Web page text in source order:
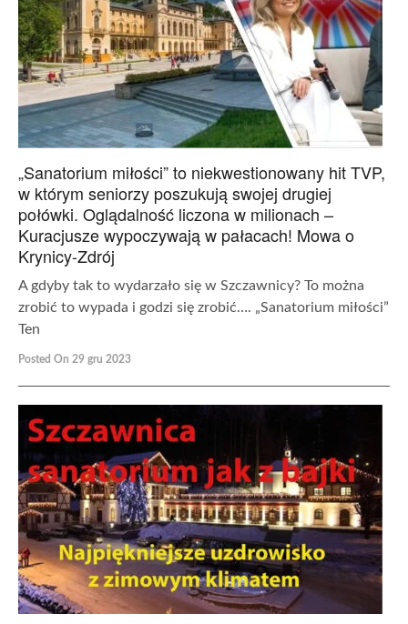
„Sanatorium miłości” to niekwestionowany hit TVP,
w którym seniorzy poszukują swojej drugiej
połówki. Oglądalność liczona w milionach –
Kuracjusze wypoczywają w pałacach! Mowa o
Krynicy-Zdrój
A gdyby tak to wydarzało się w Szczawnicy? To można
zrobić to wypada i godzi się zrobić…. „Sanatorium miłości”
Ten
Posted On 29 gru 2023